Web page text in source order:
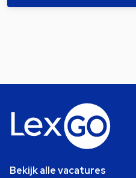
Bekijk alle vacatures